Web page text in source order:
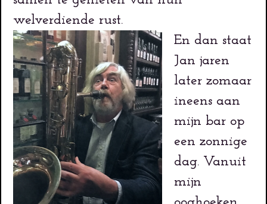
welverdiende rust.
En dan staat
Jan jaren
later zomaar
ineens aan
mijn bar op
een zonnige
dag. Vanuit
mijn